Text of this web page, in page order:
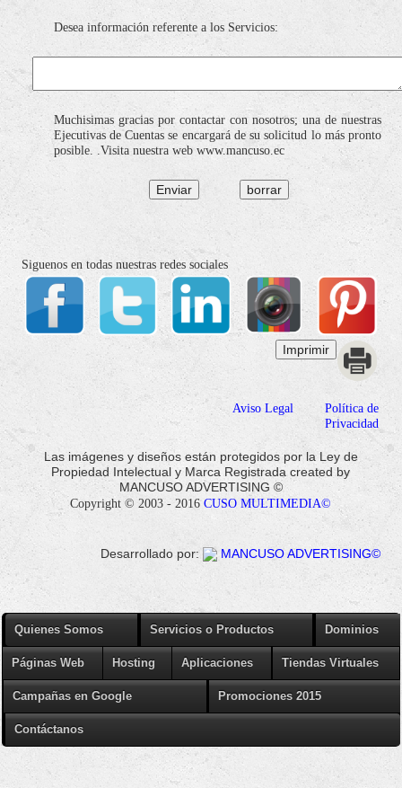
Desea información referente a los Servicios:
Muchisimas gracias por contactar con nosotros; una de nuestras
Ejecutivas de Cuentas se encargará de su solicitud lo más pronto
posible. .Visita nuestra web www.mancuso.ec
Siguenos en todas nuestras redes sociales
Aviso Legal
Política de
Privacidad
Las imágenes y diseños están protegidos por la Ley de
Propiedad Intelectual y Marca Registrada created by
MANCUSO ADVERTISING ©
Copyright © 2003 - 2016 CUSO MULTIMEDIA©
Desarrollado por: MANCUSO ADVERTISING©
Quienes Somos Servicios o Productos Dominios
Páginas Web Hosting Aplicaciones Tiendas Virtuales
Campañas en Google Promociones 2015
Contáctanos